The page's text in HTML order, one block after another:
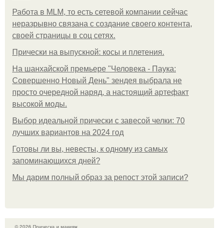
Работа в MLM, то есть сетевой компании сейчас
неразрывно связана с создание своего контента,
своей страницы в соц сетях.
Прически на выпускной: косы и плетения.
На шанхайской премьере "Человека - Паука:
Совершенно Новый День" зендея выбрала не
просто очередной наряд, а настоящий артефакт
высокой моды.
Выбор идеальной прически с завесой челки: 70
лучших вариантов на 2024 год
Готовы ли вы, невесты, к одному из самых
запоминающихся дней?
Мы дарим полный образ за репост этой записи?
© 2026 Прическа и макияж